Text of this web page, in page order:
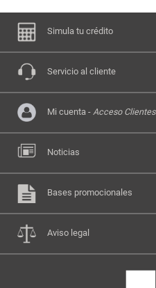
Simula tu crédito
Servicio al cliente
Mi cuenta - Acceso Clientes
Noticias
Bases promocionales
Aviso legal